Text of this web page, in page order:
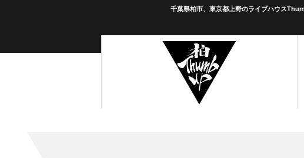
千葉県柏市、東京都上野のライブハウス